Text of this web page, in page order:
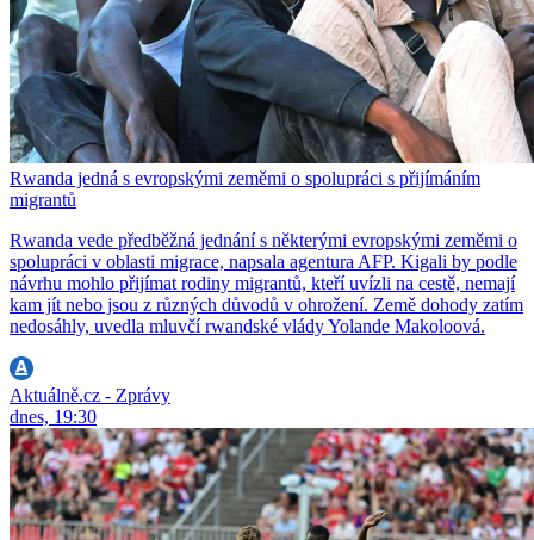
Rwanda jedná s evropskými zeměmi o spolupráci s přijímáním
migrantů
Rwanda vede předběžná jednání s některými evropskými zeměmi o
spolupráci v oblasti migrace, napsala agentura AFP. Kigali by podle
návrhu mohlo přijímat rodiny migrantů, kteří uvízli na cestě, nemají
kam jít nebo jsou z různých důvodů v ohrožení. Země dohody zatím
nedosáhly, uvedla mluvčí rwandské vlády Yolande Makoloová.
Aktuálně.cz - Zprávy
dnes, 19:30